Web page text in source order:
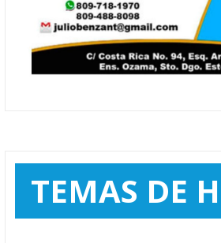
TEMAS DE